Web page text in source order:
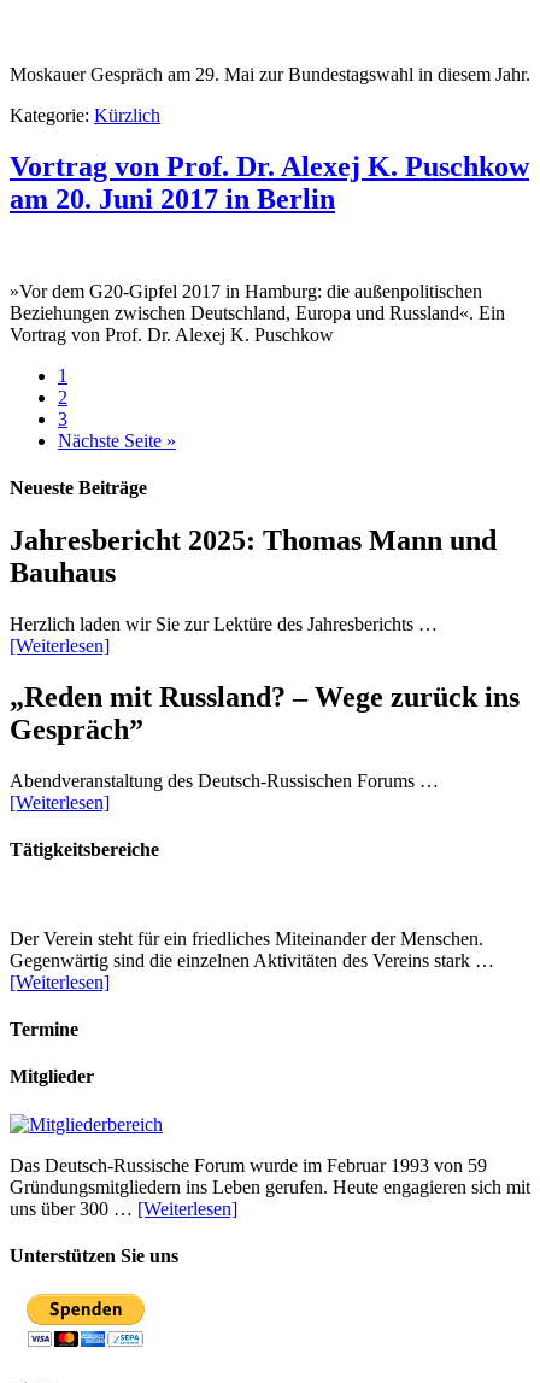
Moskauer Gespräch am 29. Mai zur Bundestagswahl in diesem Jahr.
Kategorie: Kürzlich
Vortrag von Prof. Dr. Alexej K. Puschkow
am 20. Juni 2017 in Berlin
»Vor dem G20-Gipfel 2017 in Hamburg: die außenpolitischen
Beziehungen zwischen Deutschland, Europa und Russland«. Ein
Vortrag von Prof. Dr. Alexej K. Puschkow
1
2
3
Nächste Seite »
Neueste Beiträge
Jahresbericht 2025: Thomas Mann und
Bauhaus
Herzlich laden wir Sie zur Lektüre des Jahresberichts …
[Weiterlesen]
„Reden mit Russland? – Wege zurück ins
Gespräch”
Abendveranstaltung des Deutsch-Russischen Forums …
[Weiterlesen]
Tätigkeitsbereiche
Der Verein steht für ein friedliches Miteinander der Menschen.
Gegenwärtig sind die einzelnen Aktivitäten des Vereins stark …
[Weiterlesen]
Termine
Mitglieder
Das Deutsch-Russische Forum wurde im Februar 1993 von 59
Gründungsmitgliedern ins Leben gerufen. Heute engagieren sich mit
uns über 300 … [Weiterlesen]
Unterstützen Sie uns